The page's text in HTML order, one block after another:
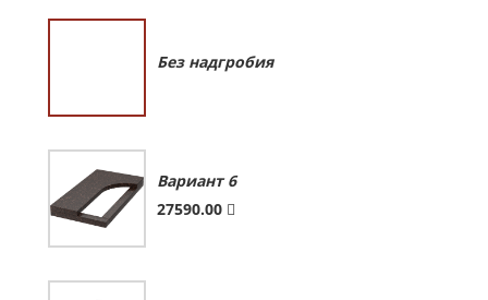
Без надгробия
Вариант 6
27590.00